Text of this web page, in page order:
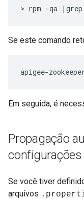
> rpm -qa |grep
Se este comando
apigee-
Em seguida, é
Propagação
configurações
Se você tiver
arquivos